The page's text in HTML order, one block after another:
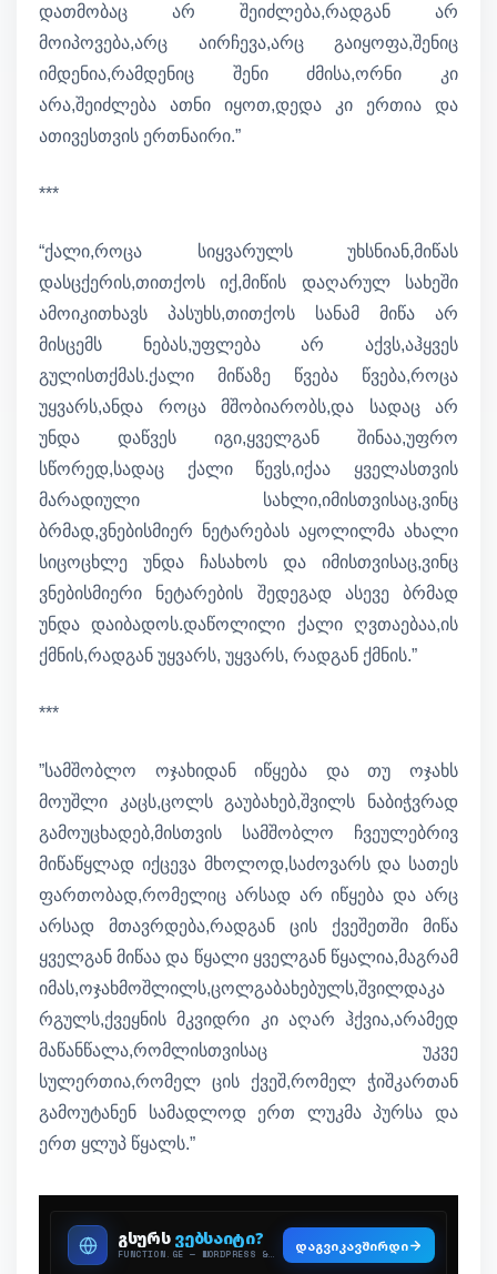
დათმობაც არ შეიძლება,რადგან არ
მოიპოვება,არც აირჩევა,არც გაიყოფა,შენიც
იმდენია,რამდენიც შენი ძმისა,ორნი კი
არა,შეიძლება ათნი იყოთ,დედა კი ერთია და
ათივესთვის ერთნაირი.”
***
“ქალი,როცა სიყვარულს უხსნიან,მიწას
დასცქერის,თითქოს იქ,მიწის დაღარულ სახეში
ამოიკითხავს პასუხს,თითქოს სანამ მიწა არ
მისცემს ნებას,უფლება არ აქვს,აჰყვეს
გულისთქმას.ქალი მიწაზე წვება წვება,როცა
უყვარს,ანდა როცა მშობიარობს,და სადაც არ
უნდა დაწვეს იგი,ყველგან შინაა,უფრო
სწორედ,სადაც ქალი წევს,იქაა ყველასთვის
მარადიული სახლი,იმისთვისაც,ვინც
ბრმად,ვნებისმიერ ნეტარებას აყოლილმა ახალი
სიცოცხლე უნდა ჩასახოს და იმისთვისაც,ვინც
ვნებისმიერი ნეტარების შედეგად ასევე ბრმად
უნდა დაიბადოს.დაწოლილი ქალი ღვთაებაა,ის
ქმნის,რადგან უყვარს, უყვარს, რადგან ქმნის.”
***
”სამშობლო ოჯახიდან იწყება და თუ ოჯახს
მოუშლი კაცს,ცოლს გაუბახებ,შვილს ნაბიჭვრად
გამოუცხადებ,მისთვის სამშობლო ჩვეულებრივ
მიწაწყლად იქცევა მხოლოდ,საძოვარს და სათეს
ფართობად,რომელიც არსად არ იწყება და არც
არსად მთავრდება,რადგან ცის ქვეშეთში მიწა
ყველგან მიწაა და წყალი ყველგან წყალია,მაგრამ
იმას,ოჯახმოშლილს,ცოლგაბახებულს,შვილდაკა
რგულს,ქვეყნის მკვიდრი კი აღარ ჰქვია,არამედ
მაწანწალა,რომლისთვისაც უკვე
სულერთია,რომელ ცის ქვეშ,რომელ ჭიშკართან
გამოუტანენ სამადლოდ ერთ ლუკმა პურსა და
ერთ ყლუპ წყალს.”